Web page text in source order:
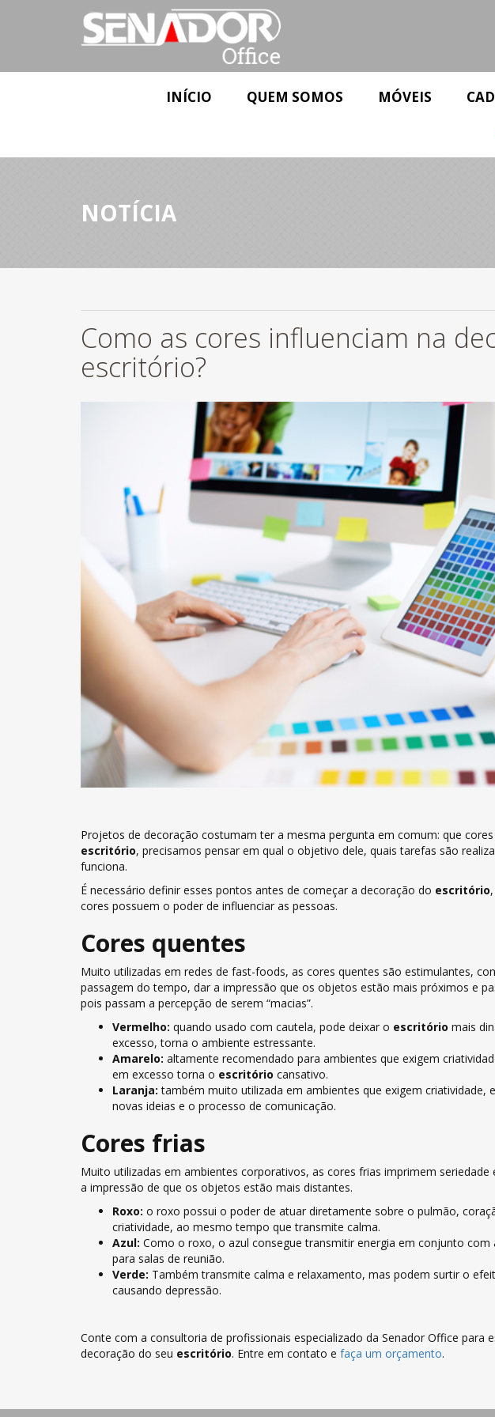
INÍCIO QUEM SOMOS MÓVEIS
NOTÍCIA
Como as cores influenciam na
escritório?
Projetos de decoração costumam ter a mesma pergunta em comum: que
escritório, precisamos pensar em qual o objetivo dele, quais tarefas são
funciona.
É necessário definir esses pontos antes de começar a decoração do escritório
cores possuem o poder de influenciar as pessoas.
Cores quentes
Muito utilizadas em redes de fast-foods, as cores quentes são estimulantes,
passagem do tempo, dar a impressão que os objetos estão mais próximos e
pois passam a percepção de serem “macias”.
Vermelho: quando usado com cautela, pode deixar o escritório mais
excesso, torna o ambiente estressante.
Amarelo: altamente recomendado para ambientes que exigem
em excesso torna o escritório cansativo.
Laranja:também muito utilizada em ambientes que exigem criatividade,
novas ideias e o processo de comunicação.
Cores frias
Muito utilizadas em ambientes corporativos, as cores frias imprimem
a impressão de que os objetos estão mais distantes.
Roxo: o roxo possui o poder de atuar diretamente sobre o pulmão,
criatividade, ao mesmo tempo que transmite calma.
Azul: Como o roxo, o azul consegue transmitir energia em conjunto com
para salas de reunião.
Verde: Também transmite calma e relaxamento, mas podem surtir o
causando depressão.
Conte com a consultoria de profissionais especializado da Senador Office para
decoração do seu escritório. Entre em contato e faça um orçamento.